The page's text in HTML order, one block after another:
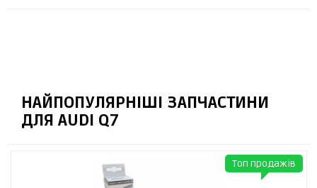
НАЙПОПУЛЯРНІШІ ЗАПЧАСТИНИ
ДЛЯ AUDI Q7
Топ продажів